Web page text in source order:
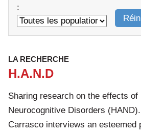
:
LA RECHERCHE
H.A.N.D
Sharing research on the effects of
Neurocognitive Disorders
Carrasco interviews an esteemed